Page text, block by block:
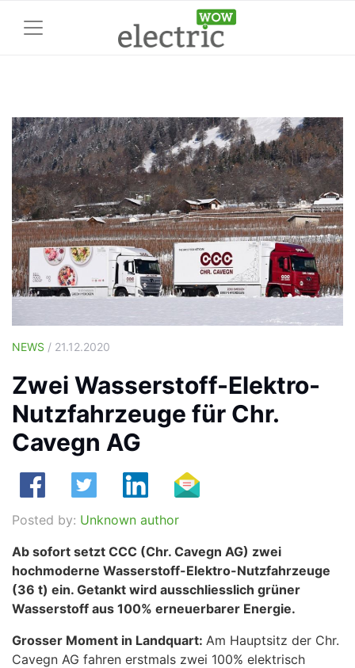
NEWS / 21.12.2020
Zwei Wasserstoff-Elektro-
Nutzfahrzeuge für Chr.
Cavegn AG
Posted by: Unknown author
Ab sofort setzt CCC (Chr. Cavegn AG) zwei
hochmoderne Wasserstoff-Elektro-Nutzfahrzeuge
(36 t) ein. Getankt wird ausschliesslich grüner
Wasserstoff aus 100% erneuerbarer Energie.
Grosser Moment in Landquart: Am Hauptsitz der Chr.
Cavegn AG fahren erstmals zwei 100% elektrisch